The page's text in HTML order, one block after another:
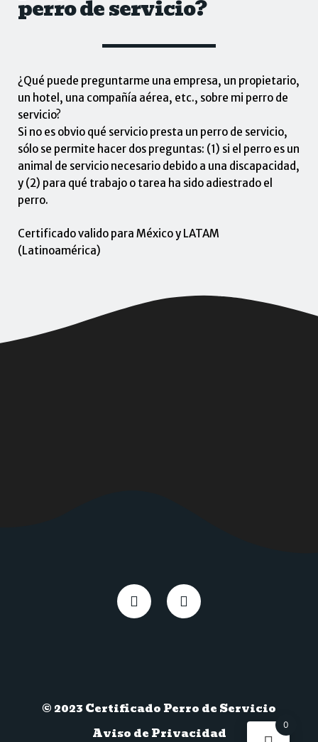
perro de servicio?
¿Qué puede preguntarme una empresa, un propietario,
un hotel, una compañía aérea, etc., sobre mi perro de
servicio?
Si no es obvio qué servicio presta un perro de servicio,
sólo se permite hacer dos preguntas: (1) si el perro es un
animal de servicio necesario debido a una discapacidad,
y (2) para qué trabajo o tarea ha sido adiestrado el
perro.
Certificado valido para México y LATAM
(Latinoamérica)
© 2023 Certificado Perro de Servicio
Aviso de Privacidad
0